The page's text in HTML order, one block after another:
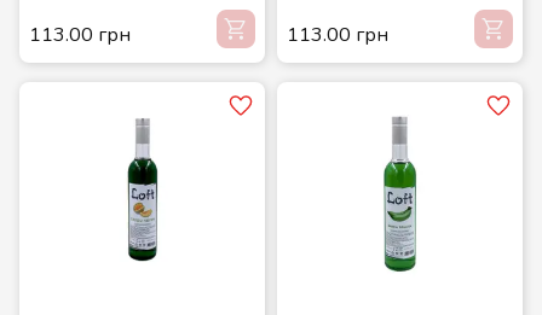
113.00 грн
113.00 грн